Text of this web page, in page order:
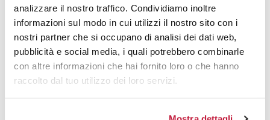
analizzare il nostro traffico. Condividiamo inoltre
informazioni sul modo in cui utilizzi il nostro sito con i
nostri partner che si occupano di analisi dei dati web,
pubblicità e social media, i quali potrebbero combinarle
con altre informazioni che hai fornito loro o che hanno
raccolto dal tuo utilizzo dei loro servizi.
7000 € 0,43 € 0,67
8000 € 0,43 € 0,66
10000 € 0,43 € 0,61